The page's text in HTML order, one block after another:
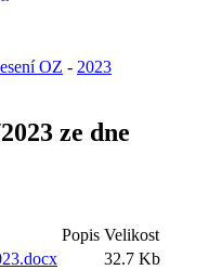
OZ - 2023
ze dne
Popis Velikost
32.7 Kb